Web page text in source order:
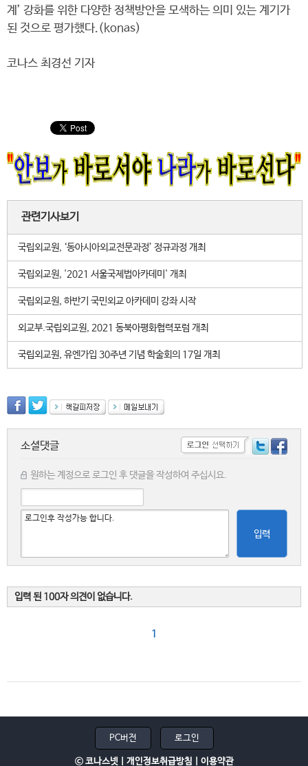
계’ 강화를 위한 다양한 정책방안을 모색하는 의미 있는 계기가
된 것으로 평가했다.(konas)
코나스 최경선 기자
관련기사보기
국립외교원, ‘동아시아외교전문과정’ 정규과정 개최
국립외교원, '2021 서울국제법아카데미' 개최
국립외교원, 하반기 국민외교 아카데미 강좌 시작
외교부.국립외교원, 2021 동북아평화협력포럼 개최
국립외교원, 유엔가입 30주년 기념 학술회의 17일 개최
소셜댓글
원하는 계정으로 로그인 후 댓글을 작성하여 주십시요.
입력
입력 된 100자 의견이 없습니다.
1
PC버전 로그인
ⓒ 코나스넷 | 개인정보취급방침 이용약관